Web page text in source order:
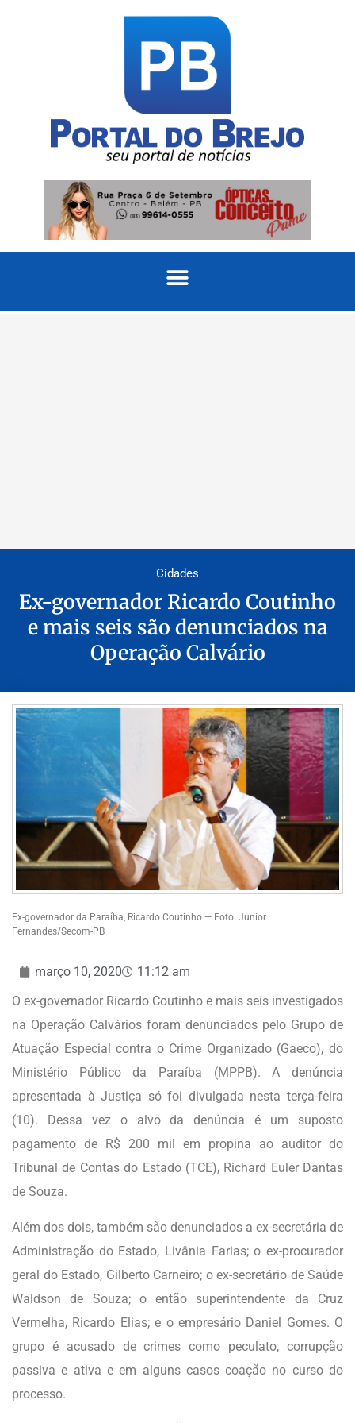
Cidades
Ex-governador Ricardo Coutinho
e mais seis são denunciados na
Operação Calvário
Ex-governador da Paraíba, Ricardo Coutinho — Foto: Junior
Fernandes/Secom-PB
março 10, 2020
11:12 am
O ex-governador Ricardo Coutinho e mais seis investigados
na Operação Calvários foram denunciados pelo Grupo de
Atuação Especial contra o Crime Organizado (Gaeco), do
Ministério Público da Paraíba (MPPB). A denúncia
apresentada à Justiça só foi divulgada nesta terça-feira
(10). Dessa vez o alvo da denúncia é um suposto
pagamento de R$ 200 mil em propina ao auditor do
Tribunal de Contas do Estado (TCE), Richard Euler Dantas
de Souza.
Além dos dois, também são denunciados a ex-secretária de
Administração do Estado, Livânia Farias; o ex-procurador
geral do Estado, Gilberto Carneiro; o ex-secretário de Saúde
Waldson de Souza; o então superintendente da Cruz
Vermelha, Ricardo Elias; e o empresário Daniel Gomes. O
grupo é acusado de crimes como peculato, corrupção
passiva e ativa e em alguns casos coação no curso do
processo.